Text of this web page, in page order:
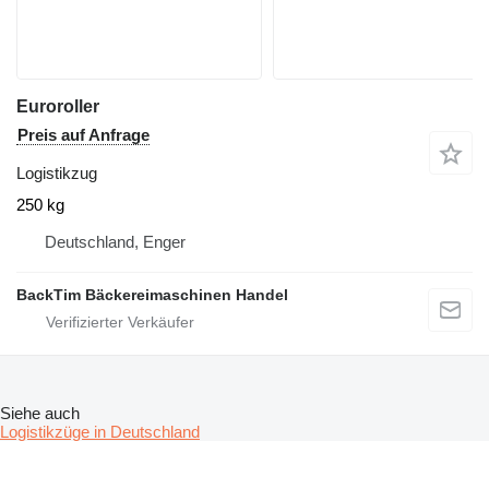
Euroroller
Preis auf Anfrage
Logistikzug
250 kg
Deutschland, Enger
BackTim Bäckereimaschinen Handel
Siehe auch
Logistikzüge in Deutschland